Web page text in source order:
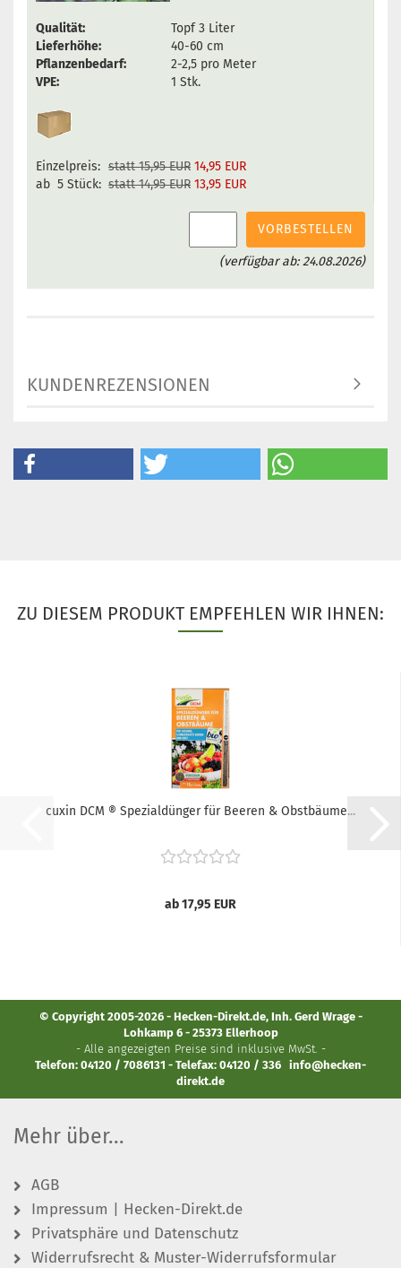
Qualität:
Topf 3 Liter
Lieferhöhe:
40-60 cm
Pflanzenbedarf:
2-2,5 pro Meter
VPE:
1 Stk.
Einzelpreis: statt 15,95 EUR 14,95 EUR
ab 5 Stück: statt 14,95 EUR 13,95 EUR
VORBESTELLEN
(verfügbar ab: 24.08.2026)
KUNDENREZENSIONEN
ZU DIESEM PRODUKT EMPFEHLEN WIR IHNEN:
cuxin DCM ® Spezialdünger für Beeren & Obstbäume...
ab 17,95 EUR
© Copyright 2005-2026 - Hecken-Direkt.de, Inh. Gerd Wrage -
Lohkamp 6 - 25373 Ellerhoop
- Alle angezeigten Preise sind inklusive MwSt. -
Telefon: 04120 / 7086131 - Telefax: 04120 / 336 info@hecken-
direkt.de
Mehr über...
AGB
Impressum | Hecken-Direkt.de
Privatsphäre und Datenschutz
Widerrufsrecht & Muster-Widerrufsformular